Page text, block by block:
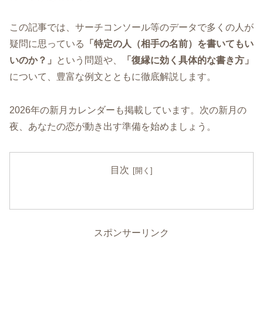
この記事では、サーチコンソール等のデータで多くの人が
疑問に思っている
「特定の人（相手の名前）を書いてもい
いのか？」
という問題や、
「復縁に効く具体的な書き方」
について、豊富な例文とともに徹底解説します。
2026年の新月カレンダーも掲載しています。次の新月の
夜、あなたの恋が動き出す準備を始めましょう。
目次
スポンサーリンク